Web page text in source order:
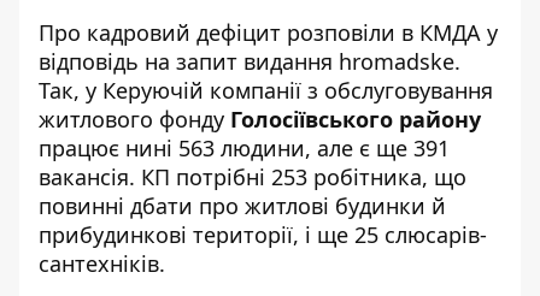
Про кадровий дефіцит розповіли в КМДА у
відповідь на запит видання hromadske.
Так, у Керуючій компанії з обслуговування
житлового фонду Голосіївського району
працює нині 563 людини, але є ще 391
вакансія. КП потрібні 253 робітника, що
повинні дбати про житлові будинки й
прибудинкові території, і ще 25 слюсарів-
сантехніків.